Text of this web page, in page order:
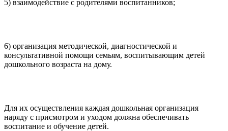
5) взаимодействие с родителями воспитанников;
6) организация методической, диагностической и
консультативной помощи семьям, воспитывающим детей
дошкольного возраста на дому.
Для их осуществления каждая дошкольная организация
наряду с присмотром и уходом должна обеспечивать
воспитание и обучение детей.